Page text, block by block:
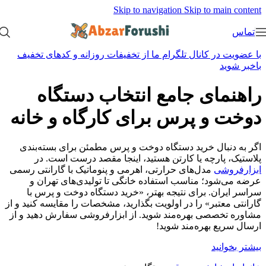
Skip to navigationSkip to
کانال تلگرام ما از تخفیفات روزانه و کدهای تخفیف
جامع انتخاب دستگاه
پرس برای کارگاه و خانه
خرید دستگاه دوخت و پرس مطمئن برای بسته‌بندی
یا کارتن هستید، اینجا مقصد درست است. در
مدل‌های حرارتی، اهرمی و پنوماتیک با گارانتی رسمی
مناسب استفاده خانگی تا تولیدی‌های تهران و
برای نتیجه بهتر، «خرید دستگاه دوخت و پرس با
را در اولویت بگذارید، مشخصات را مقایسه کنید و از
بهره‌مند شوید. از ابزارفروشی سفارش دهید و از
بهره‌مند شوید!